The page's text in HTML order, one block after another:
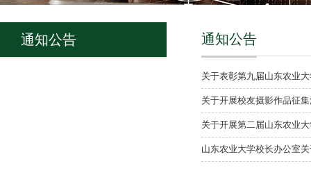
通知公告 通知公告
关于表彰第九届山东农业
关于开展校友摄影作品征
关于开展第二届山东农业
山东农业大学校长办公室